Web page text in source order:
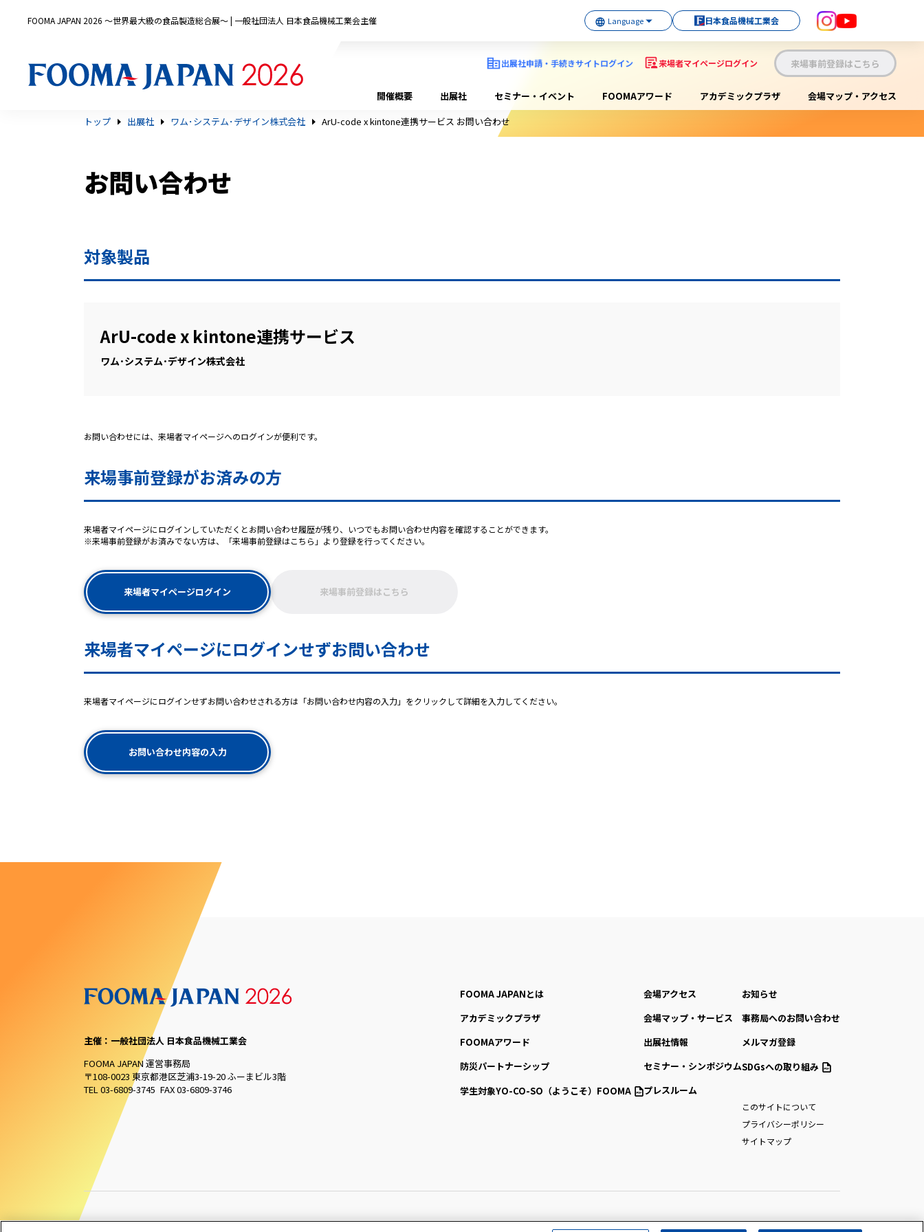
FOOMA JAPAN 2026 〜世界最大級の食品製造総合展〜 | 一般社団法人 日本食品機械工業会主催 日本食品機械工業会
出展社申請・手続きサイトログイン 来場者マイページログイン 来場事前登録はこちら
開催概要 出展社 セミナー・イベント FOOMAアワード アカデミックプラザ
会場マップ・アクセス
トップ
出展社 ワム･システム･デザイン株式会社 ArU-code x kintone連携サービス お問い合わせ
お問い合わせ
対象製品
ArU-code x kintone連携サービス
ワム･システム･デザイン株式会社
お問い合わせには、来場者マイページへのログインが便利です。
来場事前登録がお済みの方
来場者マイページにログインしていただくとお問い合わせ履歴が残り、いつでもお問い合わせ内容を確認することができます。
※来場事前登録がお済みでない方は、「来場事前登録はこちら」より登録を行ってください。
来場者マイページログイン 来場事前登録はこちら
来場者マイページにログインせずお問い合わせ
来場者マイページにログインせずお問い合わせされる方は「お問い合わせ内容の入力」をクリックして詳細を入力してください。
お問い合わせ内容の入力
主催：一般社団法人 日本食品機械工業会
FOOMA JAPAN 運営事務局
〒108-0023 東京都港区芝浦3-19-20 ふーまビル3階
TEL 03-6809-3745 FAX 03-6809-3746
FOOMA JAPANとは
アカデミックプラザ
FOOMAアワード
防災パートナーシップ
学生対象YO-CO-SO （ようこそ）FOOMA
会場アクセス
会場マップ・サービス
出展社情報
セミナー・シンポジウム
プレスルーム
お知らせ
事務局へのお問い合わせ
メルマガ登録
SDGsへの取り組み
このサイトについて
プライバシーポリシー
サイトマップ
All Right Reserved. Copyright (c) FOOMA JAPAN Secretariat